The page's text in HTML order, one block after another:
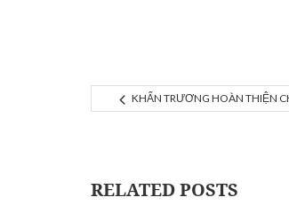
KHẨN TRƯƠNG HOÀN THIỆN
RELATED POSTS